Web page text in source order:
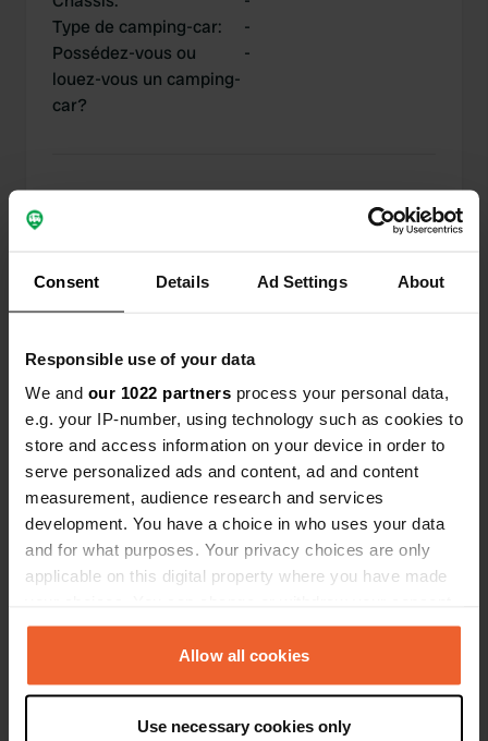
Consent Details Ad Settings About
Responsible use of your data
We and our 1022 partners process your personal data,
e.g. your IP-number, using technology such as cookies to
store and access information on your device in order to
serve personalized ads and content, ad and content
measurement, audience research and services
development. You have a choice in who uses your data
and for what purposes. Your privacy choices are only
applicable on this digital property where you have made
any time from the Cookie Declaration or by clicking on
the Privacy trigger icon.
Collect information about your geographical location
Allow all cookies
Use necessary cookies only
Type de camping-car:
-
Possédez-vous ou
louez-vous un camping-
car?
-
0
Changements
0
Chronologie des activités
J'ai évalué un lieu—il y a environ 1 an
Sitecode:14054